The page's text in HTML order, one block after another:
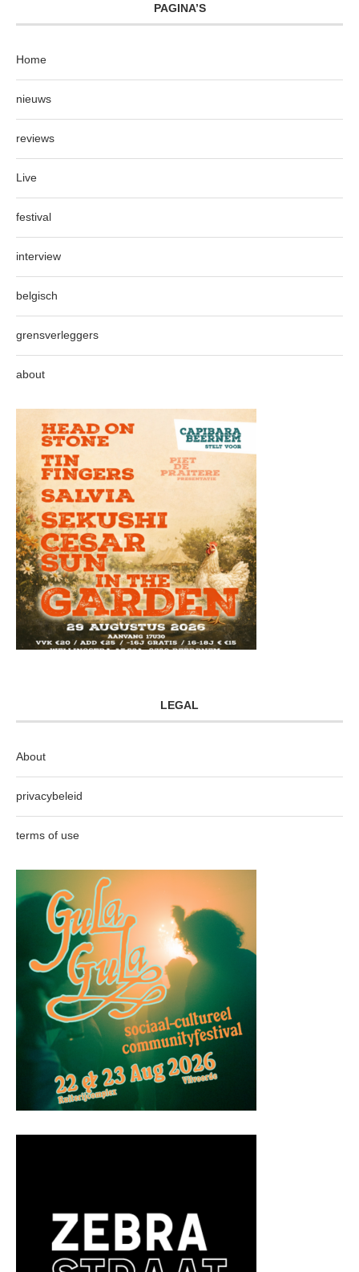
PAGINA’S
Home
nieuws
reviews
Live
festival
interview
belgisch
grensverleggers
about
LEGAL
About
privacybeleid
terms of use